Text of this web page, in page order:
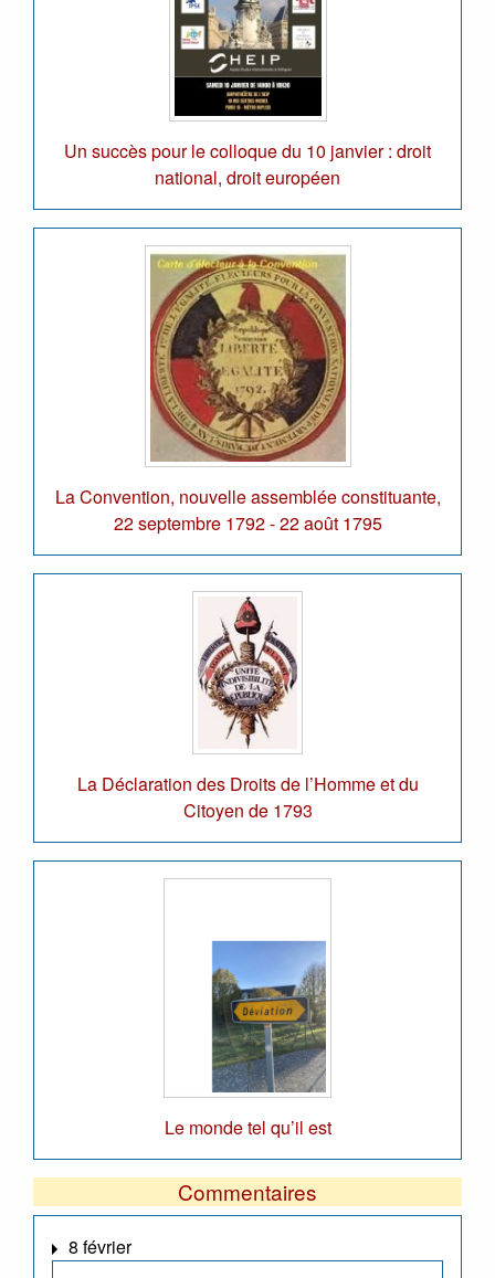
Un succès pour le colloque du 10 janvier : droit
national, droit européen
La Convention, nouvelle assemblée constituante,
22 septembre 1792 - 22 août 1795
La Déclaration des Droits de l’Homme et du
Citoyen de 1793
Le monde tel qu’il est
Commentaires
8 février